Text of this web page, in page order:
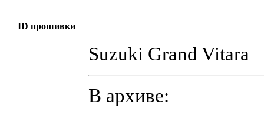
ID прошивки
Suzuki Grand Vitara
В архиве: